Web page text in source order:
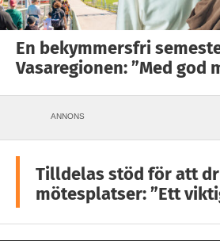
En bekymmersfri
Vasaregionen: ”Med god
ANNONS
Tilldelas stöd för att
mötesplatser: ”Ett